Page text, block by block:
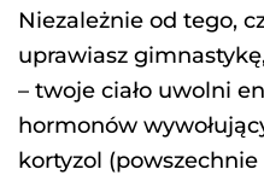
Niezależnie od tego,
uprawiasz
– twoje ciało uwolni
hormonów
kortyzol